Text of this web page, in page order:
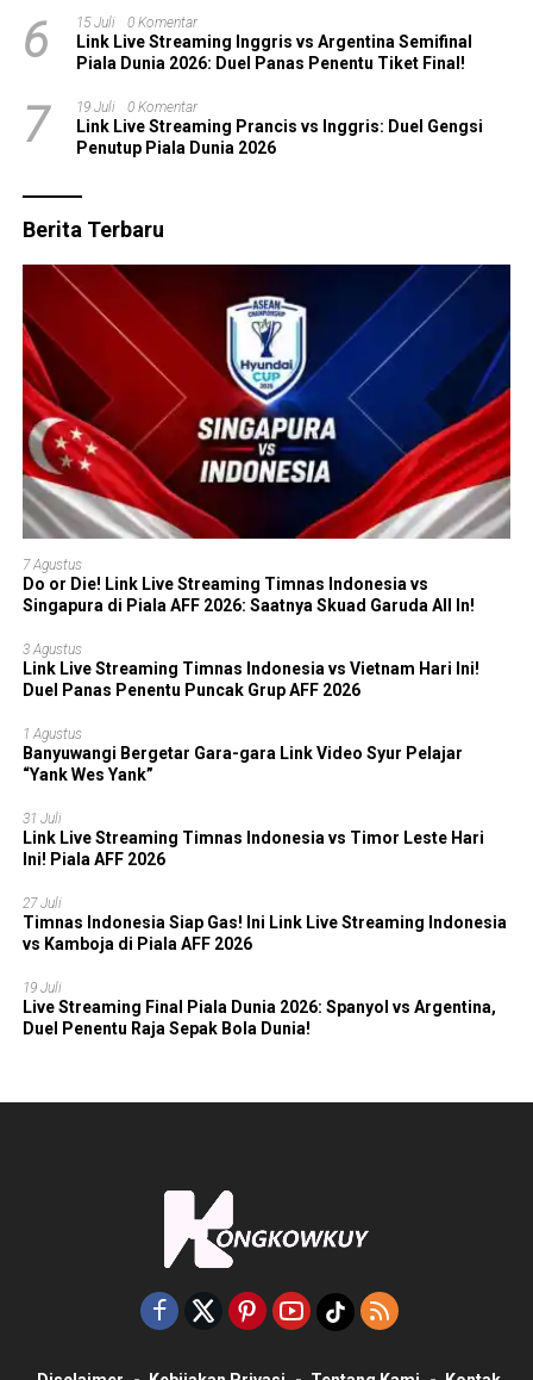
6 15 Juli 0 Komentar
Link Live Streaming Inggris vs Argentina Semifinal
Piala Dunia 2026: Duel Panas Penentu Tiket Final!
7 19 Juli 0 Komentar
Link Live Streaming Prancis vs Inggris: Duel Gengsi
Penutup Piala Dunia 2026
Berita Terbaru
7 Agustus
Do or Die! Link Live Streaming Timnas Indonesia vs
Singapura di Piala AFF 2026: Saatnya Skuad Garuda All In!
3 Agustus
Link Live Streaming Timnas Indonesia vs Vietnam Hari Ini!
Duel Panas Penentu Puncak Grup AFF 2026
1 Agustus
Banyuwangi Bergetar Gara-gara Link Video Syur Pelajar
“Yank Wes Yank”
31 Juli
Link Live Streaming Timnas Indonesia vs Timor Leste Hari
Ini! Piala AFF 2026
27 Juli
Timnas Indonesia Siap Gas! Ini Link Live Streaming Indonesia
vs Kamboja di Piala AFF 2026
19 Juli
Live Streaming Final Piala Dunia 2026: Spanyol vs Argentina,
Duel Penentu Raja Sepak Bola Dunia!